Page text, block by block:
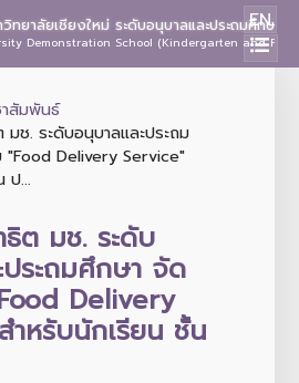
วิทยาลัยเชียงใหม่ ระดับอนุบาลและประถมศึกษา
Demonstration School (Kindergarten and
EN
สัมพันธ์
มช. ระดับอนุบาลและประถม
Delivery Service"
ป...
ธิต มช. ระดับ
ระถมศึกษา จัด
Delivery
ำหรับนักเรียน ชั้น